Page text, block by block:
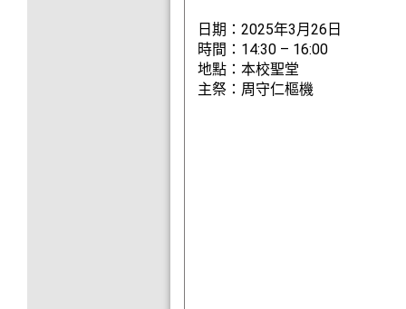
日期：2025年3月26日
時間：14:30 – 16:00
地點：本校聖堂
主祭：周守仁樞機